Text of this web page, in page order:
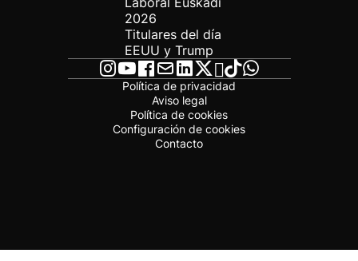
2026
Titulares del día
EEUU y Trump
Política de privacidad
Aviso legal
Política de cookies
Configuración de cookies
Contacto